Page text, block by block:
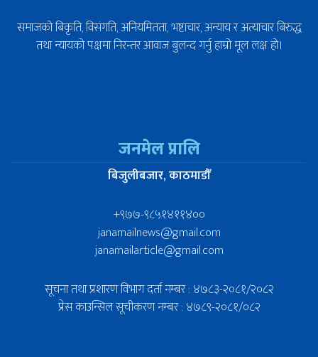
समाजको बिकृति, विसंगति, अनियमितता, भष्टाचार, अन्याय र अत्याचार बिरुद्ध
तथा न्यायको पक्षमा निरन्तर आवाज बुलन्द गर्नु हाम्रो मूल लक्ष हो।
जनमेल प्रालि
बिजुलीबजार, काठमाडौँ
+९७७-९८५१४११४००
janamailnews@gmail.com
janamailarticle@gmail.com
सूचना तथा प्रशारण विभाग दर्ता नम्बर : ४७८३-२०८१/२०८२
प्रेस काउन्सिल सूचीकरण नम्बर : ४७८९-२०८१/०८२